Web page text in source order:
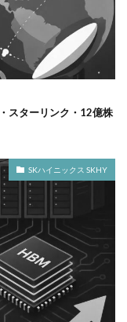
スターリンク・12億株
SKハイニックス SKHY